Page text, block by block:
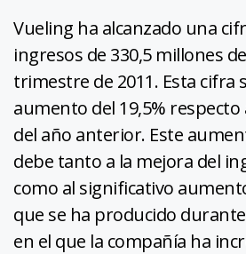
Vueling ha alcanzado una
ingresos de 330,5 millones
trimestre de 2011. Esta cifra
aumento del 19,5%
del año anterior. Este
debe tanto a la mejora del
como al significativo
que se ha producido
en el que la compañía ha